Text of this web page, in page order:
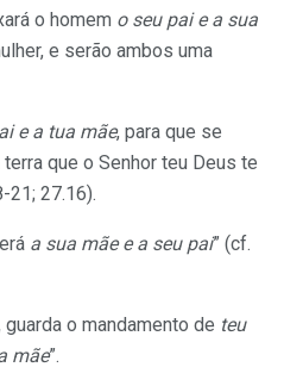
o homem o seu pai e a sua
e serão ambos uma
e a tua mãe, para que se
que o Senhor teu Deus te
21; 27.16).
a sua mãe e a seu pai” (cf.
o mandamento de teu
mãe”.